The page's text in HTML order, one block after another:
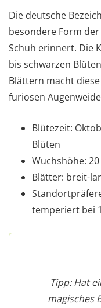
Die deutsche
besondere Form
Schuh erinnert. Die
bis schwarzen
Blättern macht
furiosen
Blütezeit:
Blüten
Wuchshöhe:
Blätter: breit-
temperiert bei
Tipp: Hat
magisches